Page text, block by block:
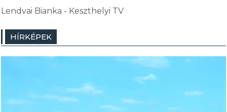
Lendvai Bianka - Keszthelyi TV
HÍRKÉPEK